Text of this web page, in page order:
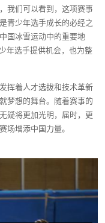
我们可以看到，这项赛事
青少年选手成长的必经之
国冰雪运动中的重要地
年选手提供机会，也为整
挥着人才选拔和技术革新
梦想的舞台。随着赛事的
疑将更加光明，届时，更
场增添中国力量。